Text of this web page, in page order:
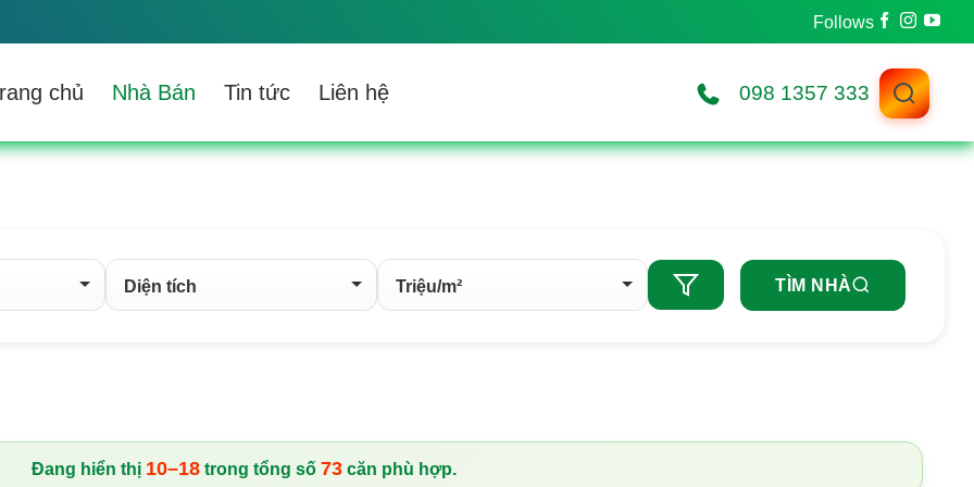
chủ Nhà Bán Tin tức Liên hệ 098 1357 333
TÌM NHÀ
Đang hiển thị 10–18trong tổng số 73căn phù hợp.